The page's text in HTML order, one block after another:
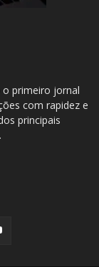
o primeiro jornal
com rapidez e
principais